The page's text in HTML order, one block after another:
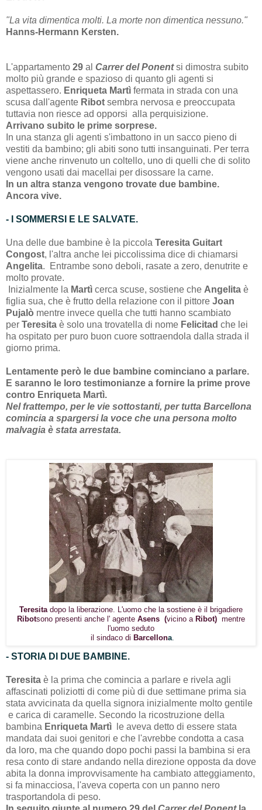
"La vita dimentica molti. La morte non dimentica nessuno."
Hanns-Hermann Kersten.
L'appartamento 29 al Carrer del Ponentsi dimostra subito
molto più grande e spazioso di quanto gli agenti si
aspettassero. Enriqueta Martì fermata in strada con una
scusa dall'agente Ribot sembra nervosa e preoccupata
tuttavia non riesce ad opporsi alla perquisizione.
Arrivano subito le prime sorprese.
In una stanza gli agenti s'imbattono in un sacco pieno di
vestiti da bambino; gli abiti sono tutti insanguinati. Per terra
viene anche rinvenuto un coltello, uno di quelli che di solito
vengono usati dai macellai per disossare la carne.
In un altra stanza vengono trovate due bambine.
Ancora vive.
- I SOMMERSI E LE SALVATE.
Una delle due bambine è la piccola Teresita Guitart
Congost, l'altra anche lei piccolissima dice di chiamarsi
Angelita. Entrambe sono deboli, rasate a zero, denutrite e
molto provate.
Inizialmente la Martì cerca scuse, sostiene che Angelita è
figlia sua, che è frutto della relazione con il pittore Joan
Pujalò mentre invece quella che tutti hanno scambiato
per Teresita è solo una trovatella di nome Felicitad che lei
ha ospitato per puro buon cuore sottraendola dalla strada il
giorno prima.
Lentamente però le due bambine cominciano a parlare.
E saranno le loro testimonianze a fornire la prime prove
contro Enriqueta Martì.
Nel frattempo, per le vie sottostanti, per tutta Barcellona
comincia a spargersi la voce che una persona molto
malvagia è stata arrestata.
Teresita dopo la liberazione. L'uomo che la sostiene è il brigadiere
Ribotsono presenti anche l' agente Asens (vicino a Ribot) mentre
l'uomo seduto
il sindaco di Barcellona.
- STORIA DI DUE BAMBINE.
Teresita è la prima che comincia a parlare e rivela agli
affascinati poliziotti di come più di due settimane prima sia
stata avvicinata da quella signora inizialmente molto gentile
e carica di caramelle. Secondo la ricostruzione della
bambina Enriqueta Martì
le aveva detto di essere stata
mandata dai suoi genitori e che l'avrebbe condotta a casa
da loro, ma che quando dopo pochi passi la bambina si era
resa conto di stare andando nella direzione opposta da dove
abita la donna improvvisamente ha cambiato atteggiamento,
si fa minacciosa, l'aveva coperta con un panno nero
trasportandola di peso.